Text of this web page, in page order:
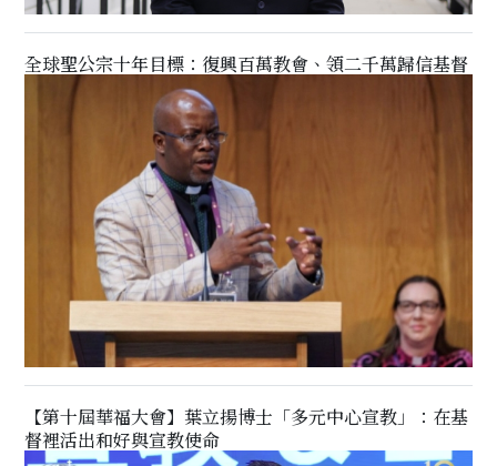
全球聖公宗十年目標：復興百萬教會、領二千萬歸信基督
【第十屆華福大會】葉立揚博士「多元中心宣教」：在基
督裡活出和好與宣教使命